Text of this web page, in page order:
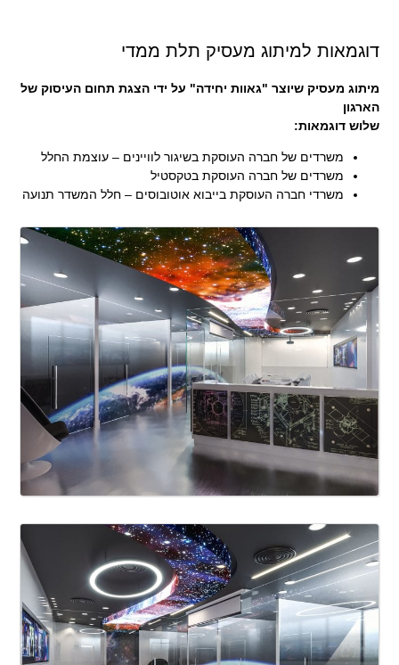
דוגמאות למיתוג מעסיק תלת ממדי
מיתוג מעסיק שיוצר "גאוות יחידה" על ידי הצגת תחום העיסוק של
הארגון
שלוש דוגמאות:
משרדים של חברה העוסקת בשיגור לוויינים – עוצמת החלל
משרדים של חברה העוסקת בטקסטיל
משרדי חברה העוסקת בייבוא אוטובוסים – חלל המשדר תנועה